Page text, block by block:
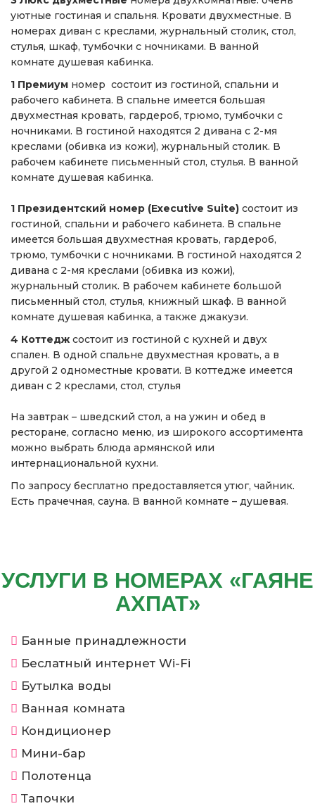
уютные гостиная и спальня. Кровати двухместные. В
номерах диван с креслами, журнальный столик, стол,
стулья, шкаф, тумбочки с ночниками. В ванной
комнате душевая кабинка.
1 Премиум номер состоит из гостиной, спальни и
рабочего кабинета. В спальне имеется большая
двухместная кровать, гардероб, трюмо, тумбочки с
ночниками. В гостиной находятся 2 дивана с 2-мя
креслами (обивка из кожи), журнальный столик. В
рабочем кабинете письменный стол, стулья. В ванной
комнате душевая кабинка.
1 Президентский номер (Executive Suite) состоит из
гостиной, спальни и рабочего кабинета. В спальне
имеется большая двухместная кровать, гардероб,
трюмо, тумбочки с ночниками. В гостиной находятся 2
дивана с 2-мя креслами (обивка из кожи),
журнальный столик. В рабочем кабинете большой
письменный стол, стулья, книжный шкаф. В ванной
комнате душевая кабинка, а также джакузи.
4 Коттедж состоит из гостиной с кухней и двух
спален. В одной спальне двухместная кровать, а в
другой 2 одноместные кровати. В коттедже имеется
диван с 2 креслами, стол, стулья
На завтрак – шведский стол, а на ужин и обед в
ресторане, согласно меню, из широкого ассортимента
можно выбрать блюда армянской или
интернациональной кухни.
По запросу бесплатно предоставляется утюг, чайник.
Есть прачечная, сауна. В ванной комнате – душевая.
УСЛУГИ В НОМЕРАХ «ГАЯНЕ
АХПАТ»
Банные принадлежности
Беслатный интернет Wi-Fi
Бутылка воды
Ванная комната
Кондиционер
Мини-бар
Полотенца
Тапочки